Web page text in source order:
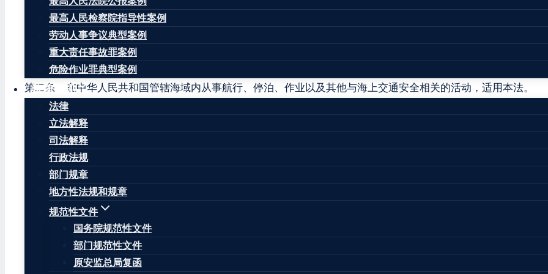
最高人民检察院指导性案例
劳动人事争议典型案例
重大责任事故罪案例
危险作业罪典型案例
法律法规
法律
立法解释
司法解释
行政法规
部门规章
地方性法规和规章
规范性文件
国务院规范性文件
部门规范性文件
原安监总局复函
人民共和国对外贸易法〉等十二部法律的决定》修正 2021年4月29日第十三届全国人民代表大会
第一章 总 则
第一条 为了加强海上交通管理，维护海上交通秩序，保障生命财产安全，维护国家权益，制定本法。
第二条 在中华人民共和国管辖海域内从事航行、停泊、作业以及其他与海上交通安全相关的活动，适用本法。
第三条 国家依法保障交通用海。
海上交通安全工作坚持安全第一、预防为主、便利通行、依法管理的原则，保障海上交通安全、有序、畅通。
第四条 国务院交通运输主管部门主管全国海上交通安全工作。
国家海事管理机构统一负责海上交通安全监督管理工作，其他各级海事管理机构按照职责具体负责辖区内的海上交
第五条 各级人民政府及有关部门应当支持海上交通安全工作，加强海上交通安全的宣传教育，提高全社会的海上
第六条 国家依法保障船员的劳动安全和职业健康，维护船员的合法权益。